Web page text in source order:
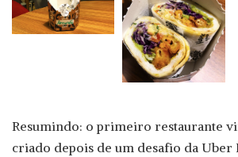
Resumindo: o primeiro restaurante
criado depois de um desafio da Uber